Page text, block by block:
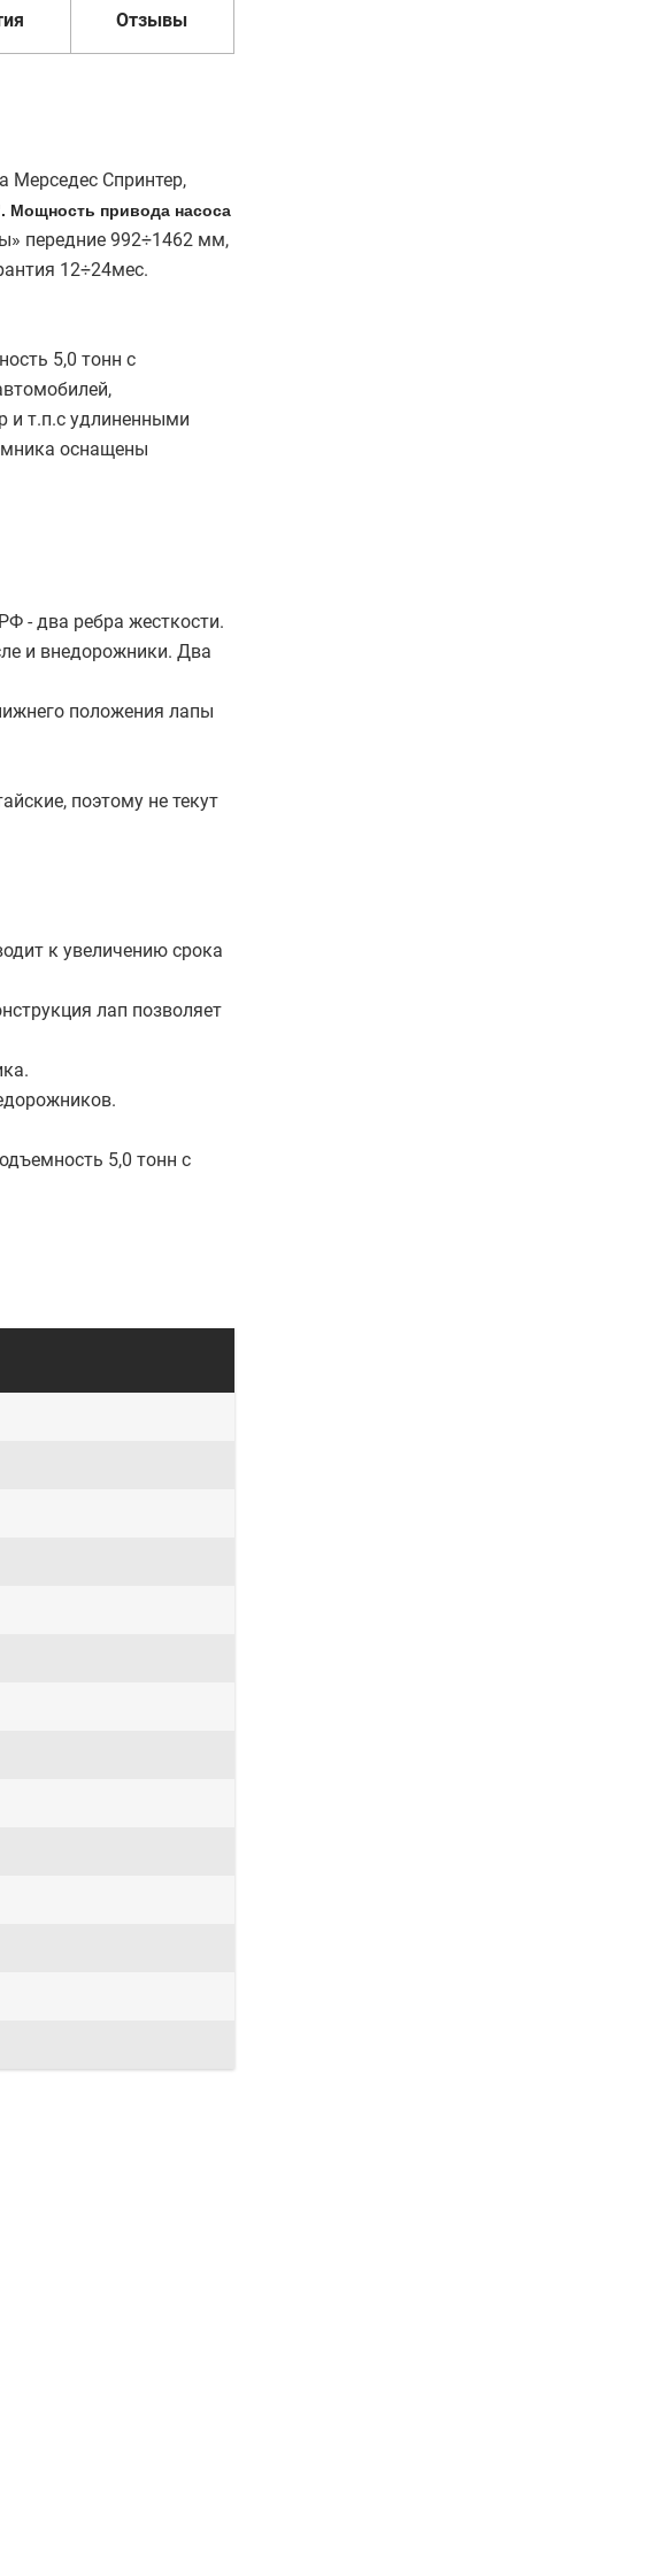
Отзывы
Мерседес Спринтер,
Мощность привода насоса
передние 992÷1462 мм,
12÷24мес.
5,0 тонн с
и т.п.с удлиненными
оснащены
- два ребра жесткости.
и внедорожники. Два
положения лапы
поэтому не текут
к увеличению срока
лап позволяет
5,0 тонн с